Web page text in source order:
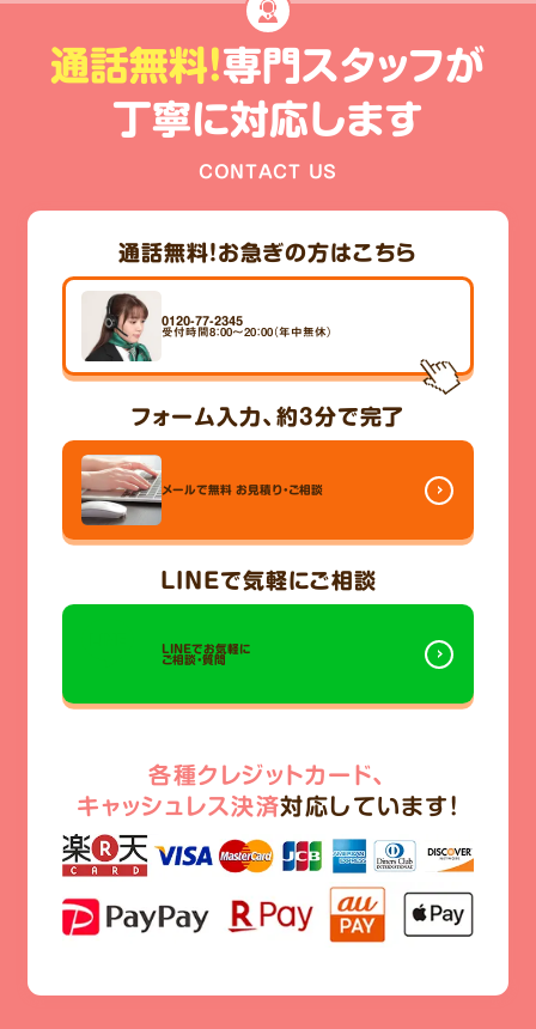
通話無料!専門スタッフが
丁寧に対応します
CONTACT US
通話無料！お急ぎの方はこちら
0120-77-2345
受付時間8：00～20：00（年中無休）
フォーム入力、 約3分で完了
メールで無料 お見積り・ご相談
LINEで気軽にご相談
LINEでお気軽に
ご相談・質問
各種クレジットカード、
キャッシュレス決済対応しています!